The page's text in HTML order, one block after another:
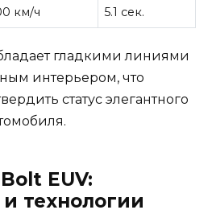
км/ч 5.1 сек.
гладкими линиями
интерьером, что
статус элегантного
EUV:
технологии